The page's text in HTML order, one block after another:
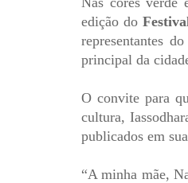
edição do
representantes
principal da
O convite para
cultura,
publicados em sua
“A minha mãe,